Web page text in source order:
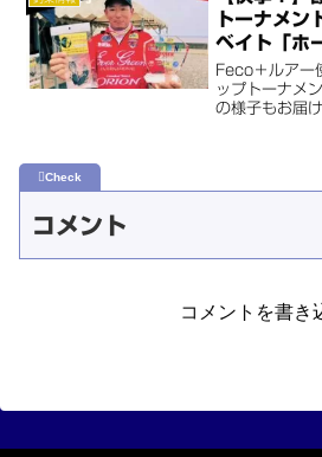
トーナメン
ベイト「ホ
小島選手が
Feco＋ルアー
ップトーナメ
の様子もお届け
コメント
コメントを書き